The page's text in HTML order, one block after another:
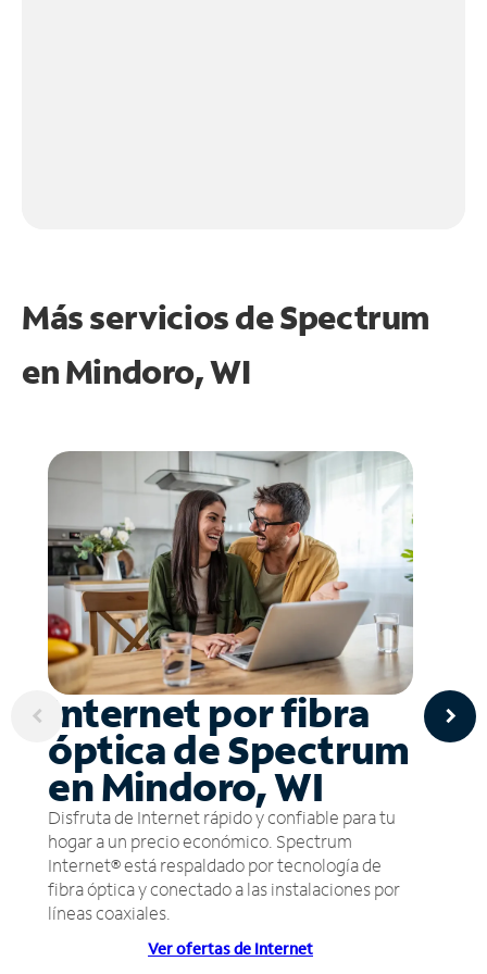
Más servicios de Spectrum
enMindoro, WI
Internet por fibra
óptica de Spectrum
en Mindoro, WI
Disfruta de Internet rápido y confiable para tu
hogar a un precio económico. Spectrum
Internet® está respaldado por tecnología de
fibra óptica y conectado a las instalaciones por
líneas coaxiales.
Ver ofertas de Internet